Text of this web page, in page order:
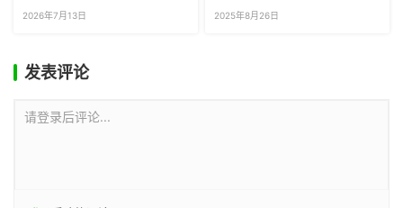
2026年7月13日 2025年8月26日
发表评论
请登录后评论...